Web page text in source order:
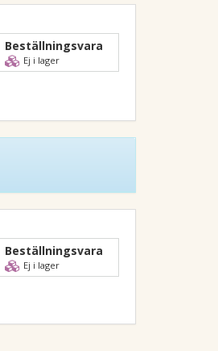
Beställningsvara
Ej i lager
Beställningsvara
Ej i lager